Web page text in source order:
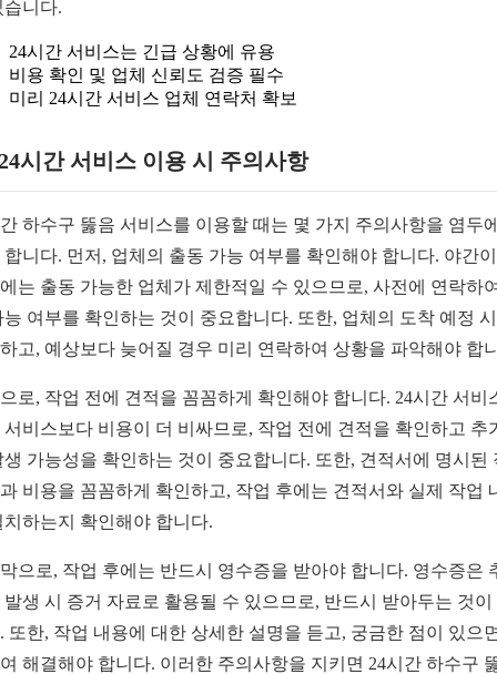
습니다.
24시간 서비스는 긴급 상황에 유용
비용 확인 및 업체 신뢰도 검증 필수
미리 24시간 서비스 업체 연락처 확보
시간 서비스 이용 시 주의사항
하수구 뚫음 서비스를 이용할 때는 몇 가지 주의사항을 염두
합니다. 먼저, 업체의 출동 가능 여부를 확인해야 합니다. 야간
는 출동 가능한 업체가 제한적일 수 있으므로, 사전에 연락하
능 여부를 확인하는 것이 중요합니다. 또한, 업체의 도착 예정
고, 예상보다 늦어질 경우 미리 연락하여 상황을 파악해야 합
로, 작업 전에 견적을 꼼꼼하게 확인해야 합니다. 24시간 서비
서비스보다 비용이 더 비싸므로, 작업 전에 견적을 확인하고 추
생 가능성을 확인하는 것이 중요합니다. 또한, 견적서에 명시된
비용을 꼼꼼하게 확인하고, 작업 후에는 견적서와 실제 작업
치하는지 확인해야 합니다.
으로, 작업 후에는 반드시 영수증을 받아야 합니다. 영수증은
발생 시 증거 자료로 활용될 수 있으므로, 반드시 받아두는 것이
또한, 작업 내용에 대한 상세한 설명을 듣고, 궁금한 점이 있으
해결해야 합니다. 이러한 주의사항을 지키면 24시간 하수구